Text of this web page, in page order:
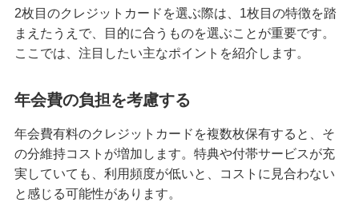
2枚目のクレジットカードを選ぶ際は、1枚目の特徴を踏
まえたうえで、目的に合うものを選ぶことが重要です。
ここでは、注目したい主なポイントを紹介します。
年会費の負担を考慮する
年会費有料のクレジットカードを複数枚保有すると、そ
の分維持コストが増加します。特典や付帯サービスが充
実していても、利用頻度が低いと、コストに見合わない
と感じる可能性があります。